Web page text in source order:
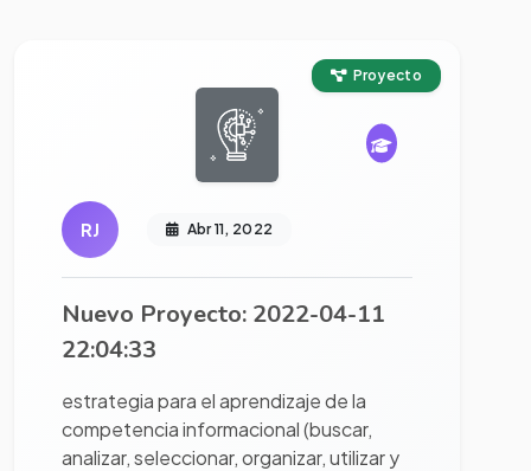
Proyecto
RJ Abr 11, 2022
Nuevo Proyecto: 2022-04-11
22:04:33
estrategia para el aprendizaje de la
competencia informacional (buscar,
analizar, seleccionar, organizar, utilizar y